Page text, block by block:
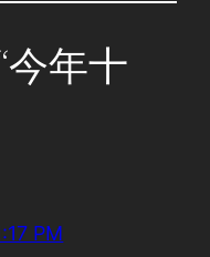
今年十
PM